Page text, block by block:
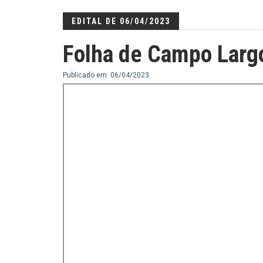
EDITAL DE 06/04/2023
Folha de Campo
Publicado em: 06/04/2023